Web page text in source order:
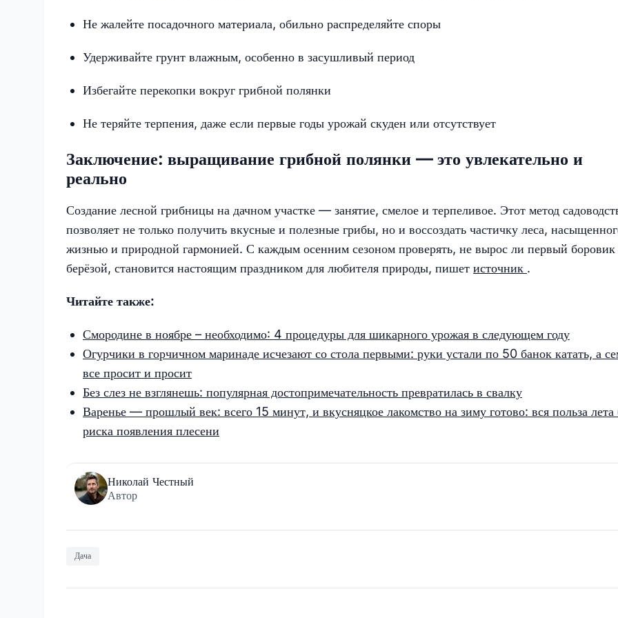
Не жалейте посадочного материала, обильно распределяйте споры
Удерживайте грунт влажным, особенно в засушливый период
Избегайте перекопки вокруг грибной полянки
Не теряйте терпения, даже если первые годы урожай скуден или отсутствует
Заключение: выращивание грибной полянки — это увлекательно и
реально
Создание лесной грибницы на дачном участке — занятие, смелое и терпеливое. Этот метод
позволяет не только получить вкусные и полезные грибы, но и воссоздать частичку леса,
жизнью и природной гармонией. С каждым осенним сезоном проверять, не вырос ли первый боровик
берёзой, становится настоящим праздником для любителя природы, пишет источник .
Читайте также:
Смородине в ноябре – необходимо: 4 процедуры для шикарного урожая в следующем году
Огурчики в горчичном маринаде исчезают со стола первыми: руки устали по 50 банок катать, а
все просит и просит
Без слез не взглянешь: популярная достопримечательность превратилась в свалку
Варенье — прошлый век: всего 15 минут, и вкусняцкое лакомство на зиму готово: вся польза лета
риска появления плесени
Николай Честный
Автор
Дача